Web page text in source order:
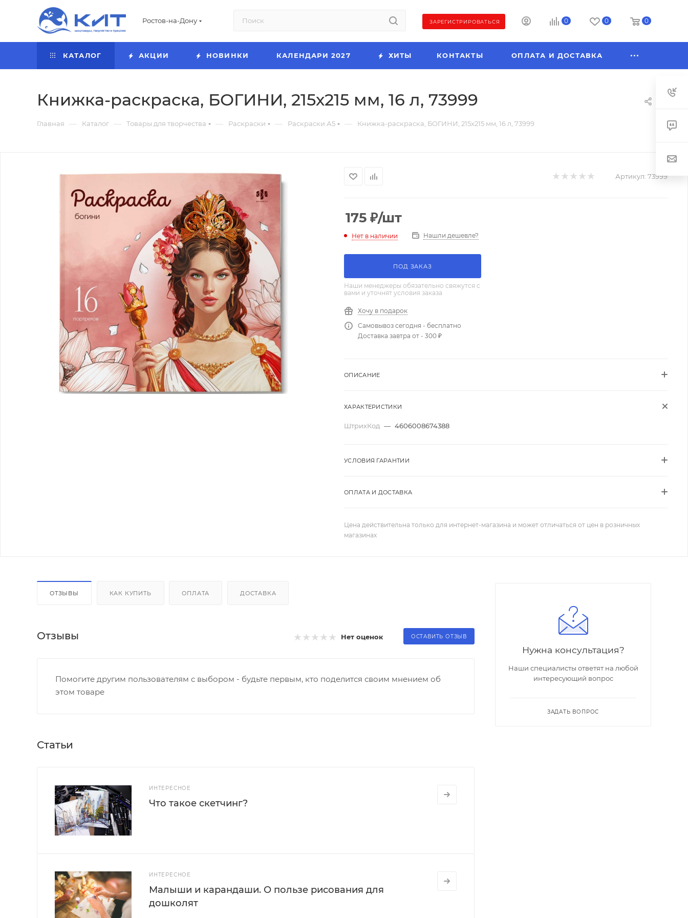
Ростов-на-Дону ЗАРЕГИСТРИРОВАТЬСЯ 0 0 0
КАТАЛОГ АКЦИИ НОВИНКИ КАЛЕНДАРИ 2027 ХИТЫ КОНТАКТЫ ОПЛАТА И ДОСТАВКА
Книжка-раскраска, БОГИНИ, 215х215 мм, 16 л, 73999
Главная — Каталог — Товары для творчества — Раскраски — Раскраски А5 — Книжка-раскраска, БОГИНИ, 215х215 мм, 16 л, 73999
Артикул: 73999
175 ₽/шт
Нет в наличии Нашли дешевле?
ПОД ЗАКАЗ
Наши менеджеры обязательно свяжутся с
вами и уточнят условия заказа
Хочу в подарок
Самовывоз сегодня - бесплатно
Доставка завтра от - 300 ₽
ОПИСАНИЕ
ХАРАКТЕРИСТИКИ
ШтрихКод — 4606008674388
УСЛОВИЯ ГАРАНТИИ
ОПЛАТА И ДОСТАВКА
Цена действительна только для интернет-магазина и может отличаться от цен в розничных
магазинах
ОТЗЫВЫ КАК КУПИТЬ ОПЛАТА ДОСТАВКА
Отзывы Нет оценок ОСТАВИТЬ ОТЗЫВ
Помогите другим пользователям с выбором - будьте первым, кто поделится своим мнением об
этом товаре
Статьи
ИНТЕРЕСНОЕ
Что такое скетчинг?
ИНТЕРЕСНОЕ
Малыши и карандаши. О пользе рисования для
дошколят
Нужна консультация?
Наши специалисты ответят на любой
интересующий вопрос
ЗАДАТЬ ВОПРОС